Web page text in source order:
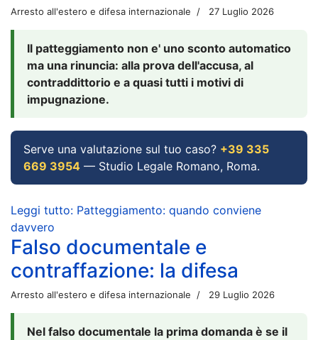
Arresto all'estero e difesa internazionale 27 Luglio 2026
Il patteggiamento non e' uno sconto automatico
ma una rinuncia: alla prova dell'accusa, al
contraddittorio e a quasi tutti i motivi di
impugnazione.
Serve una valutazione sul tuo caso? +39 335
669 3954 — Studio Legale Romano, Roma.
Leggi tutto: Patteggiamento: quando conviene
davvero
Falso documentale e
contraffazione: la difesa
Arresto all'estero e difesa internazionale 29 Luglio 2026
Nel falso documentale la prima domanda è se il